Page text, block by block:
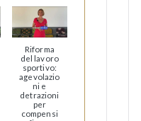
Riforma
del lavoro
sportivo:
agevolazio
ni e
detrazioni
per
compensi